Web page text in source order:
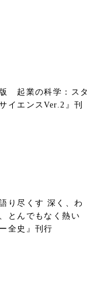
版 起業の科学：スタ
イエンスVer.2』刊
り尽くす 深く、わ
とんでもなく熱い
全史』刊行